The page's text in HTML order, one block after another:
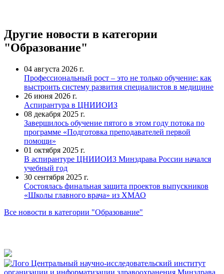
Другие новости в категории
"Образование"
04 августа 2026 г.
Профессиональный рост – это не только обучение: как
выстроить систему развития специалистов в медицине
26 июня 2026 г.
Аспирантура в ЦНИИОИЗ
08 декабря 2025 г.
Завершилось обучение пятого в этом году потока по
программе «Подготовка преподавателей первой
помощи»
01 октября 2025 г.
В аспирантуре ЦНИИОИЗ Минздрава России начался
учебный год
30 сентября 2025 г.
Состоялась финальная защита проектов выпускников
«Школы главного врача» из ХМАО
Все новости в категории "Образование"
Центральный научно-исследовательский институт
организации и информатизации здравоохранения Минздрава